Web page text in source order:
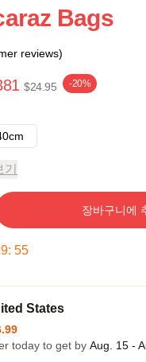
Bags
reviews)
$24.95 -20%
장바구니에
: 54
States
today to get by Aug. 15 -